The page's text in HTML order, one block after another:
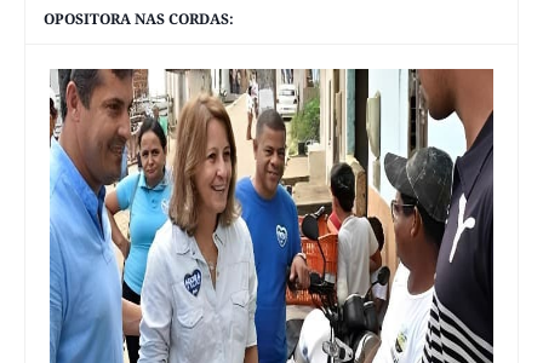
OPOSITORA NAS CORDAS: